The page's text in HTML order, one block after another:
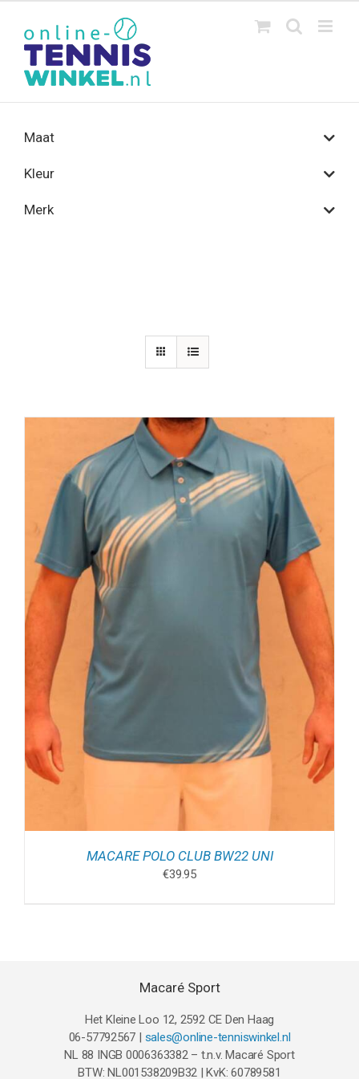
inhoud
MACARE POLO CLUB BW22 UNI
€39.95
Maat
Kleur
Merk
Macaré Sport
Het Kleine Loo 12, 2592 CE Den Haag
06-57792567 | sales@online-tenniswinkel.nl
NL 88 INGB 0006363382 – t.n.v. Macaré Sport
BTW: NL001538209B32 | KvK: 60789581